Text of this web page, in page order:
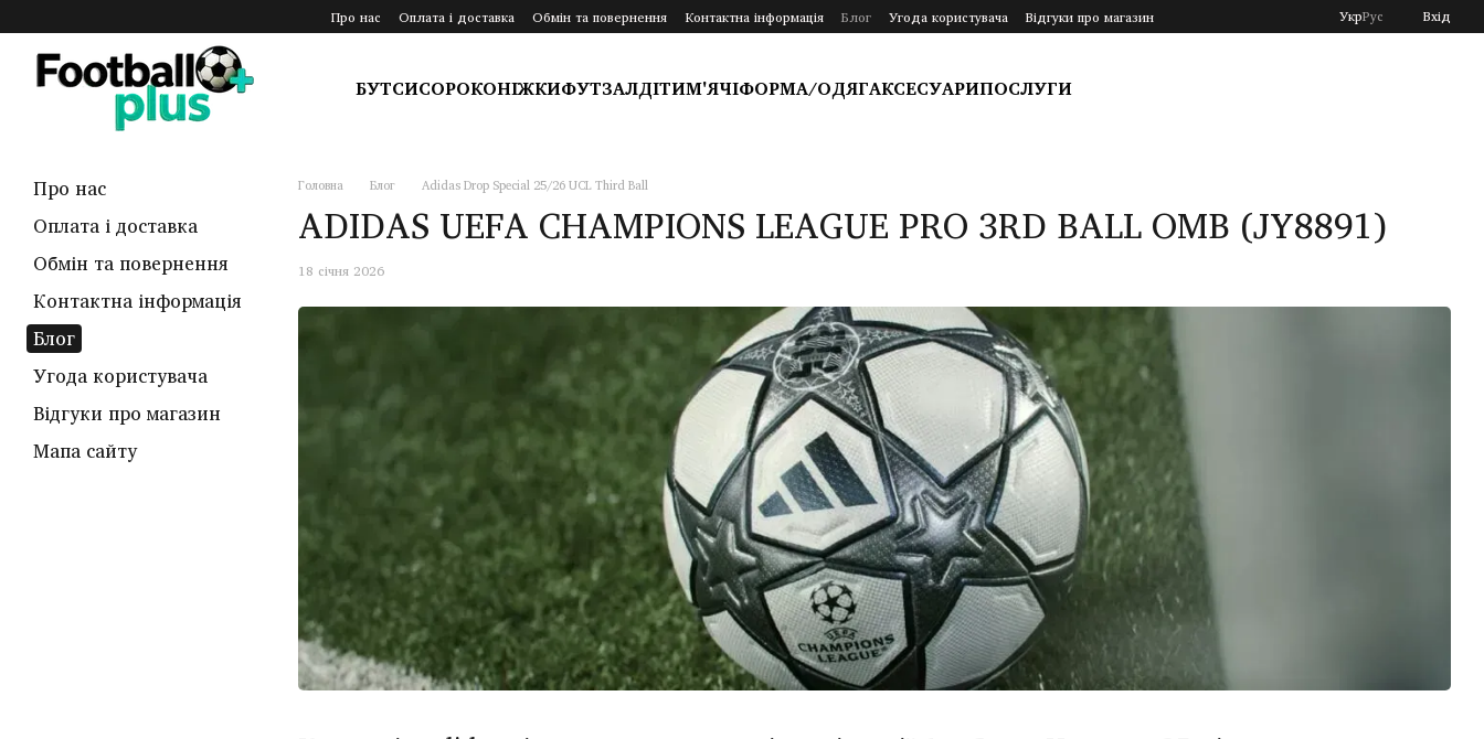
Про нас Оплата і доставка Обмін та повернення Контактна інформація Блог Угода користувача Відгуки про магазин УкрРус Вхід
БУТСИСОРОКОНІЖКИФУТЗАЛДІТИМ'ЯЧІФОРМА/ОДЯГАКСЕСУАРИПОСЛУГИ
Головна Блог Adidas Drop Special 25/26 UCL Third Ball
ADIDAS UEFA CHAMPIONS LEAGUE PRO 3RD BALL OMB (JY8891)
18 січня 2026
Про нас
Оплата і доставка
Обмін та повернення
Контактна інформація
Блог
Угода користувача
Відгуки про магазин
Мапа сайту